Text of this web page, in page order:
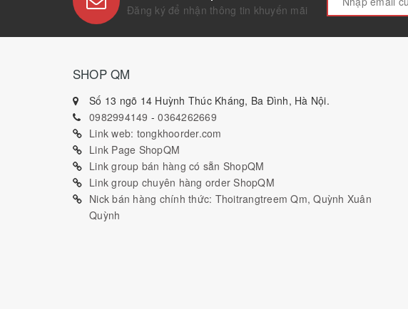
Đăng ký để nhận thông tin khuyến mãi
SHOP QM
Số 13 ngõ 14 Huỳnh Thúc Kháng, Ba Đình, Hà Nội.
0982994149 -0364262669
Link web: tongkhoorder.com
Link Page ShopQM
Link group bán hàng có sẵn ShopQM
Link group chuyên hàng order ShopQM
Nick bán hàng chính thức: Thoitrangtreem Qm, Quỳnh Xuân
Quỳnh